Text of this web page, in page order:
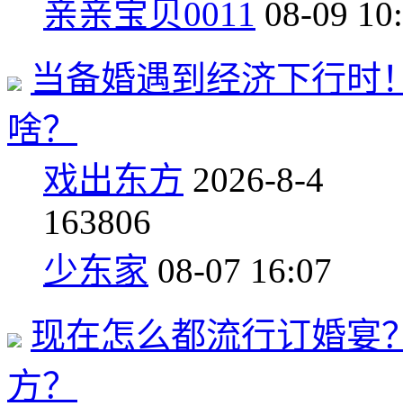
亲亲宝贝0011 08-09
当备婚遇到经济下行时
啥？
戏出东方 2026-8-4
163806
少东家 08-07 16:07
现在怎么都流行订婚宴
方？